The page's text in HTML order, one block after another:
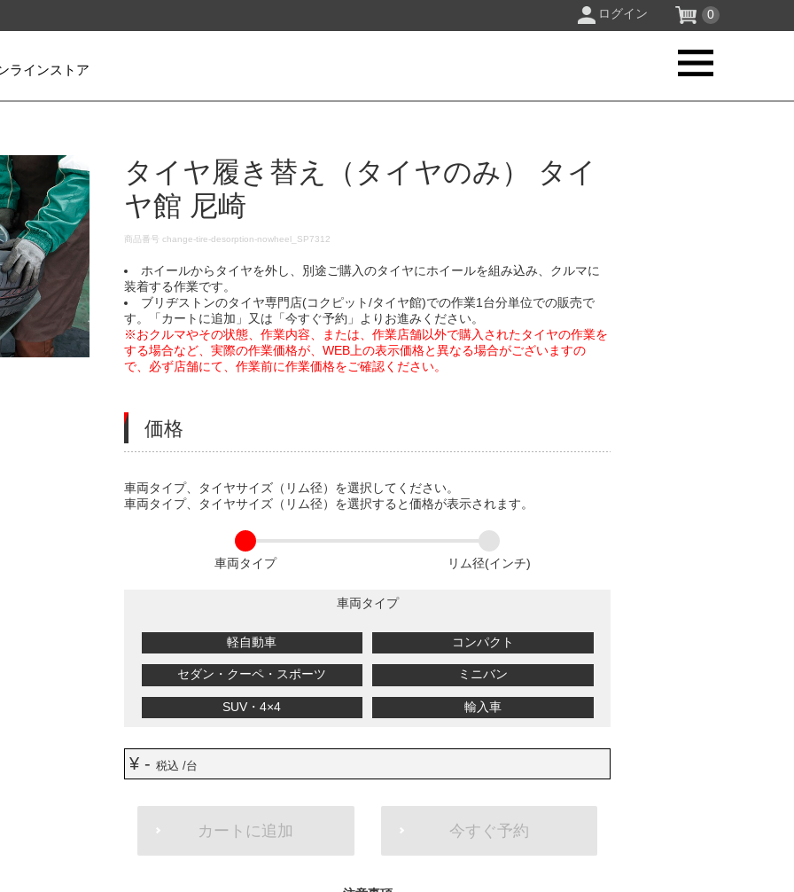
ログイン 0
ラインストア
タイヤ履き替え（タイヤのみ） タイ
ヤ館 尼崎
DETAILS
商品番号change-tire-desorption-nowheel_SP7312
ホイールからタイヤを外し、別途ご購入のタイヤにホイールを組み込み、クルマに
装着する作業です。
ブリヂストンのタイヤ専門店(コクピット/タイヤ館)での作業1台分単位での販売で
す。「カートに追加」又は「今すぐ予約」よりお進みください。
※おクルマやその状態、作業内容、または、作業店舗以外で購入されたタイヤの作業を
する場合など、実際の作業価格が、WEB上の表示価格と異なる場合がございますの
で、必ず店舗にて、作業前に作業価格をご確認ください。
価格
VARIATIONS
車両タイプ、タイヤサイズ（リム径）を選択してください。
車両タイプ、タイヤサイズ（リム径）を選択すると価格が表示されます。
車両タイプ リム径(インチ)
車両タイプ
軽自動車 コンパクト
セダン・クーペ・スポーツ ミニバン
SUV・4×4 輸入車
¥ -税込 /台
カートに追加 今すぐ予約